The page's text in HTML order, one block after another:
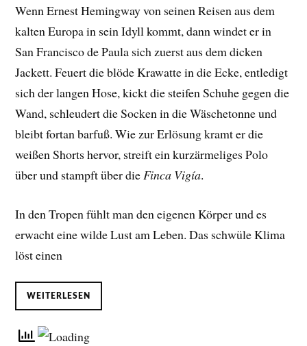
Wenn Ernest Hemingway von seinen Reisen aus dem
kalten Europa in sein Idyll kommt, dann windet er in
San Francisco de Paula sich zuerst aus dem dicken
Jackett. Feuert die blöde Krawatte in die Ecke, entledigt
sich der langen Hose, kickt die steifen Schuhe gegen die
Wand, schleudert die Socken in die Wäschetonne und
bleibt fortan barfuß. Wie zur Erlösung kramt er die
weißen Shorts hervor, streift ein kurzärmeliges Polo
über und stampft über dieFinca Vigía.
In den Tropen fühlt man den eigenen Körper und es
erwacht eine wilde Lust am Leben. Das schwüle Klima
löst einen
WEITERLESEN